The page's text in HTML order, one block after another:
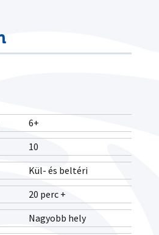
6+
10
Kül- és beltéri
20 perc +
Nagyobb hely